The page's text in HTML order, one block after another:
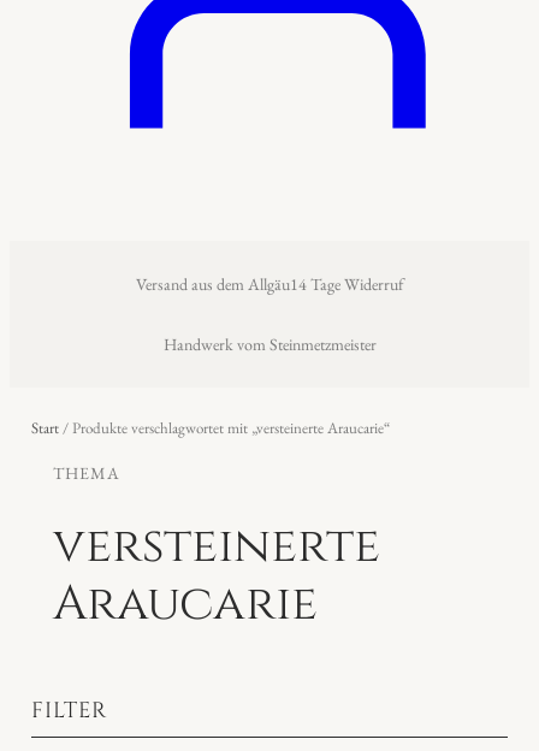
Versand aus dem Allgäu14 Tage Widerruf
Handwerk vom Steinmetzmeister
Start/ Produkte verschlagwortet mit „versteinerte Araucarie“
THEMA
versteinerte
Araucarie
FILTER